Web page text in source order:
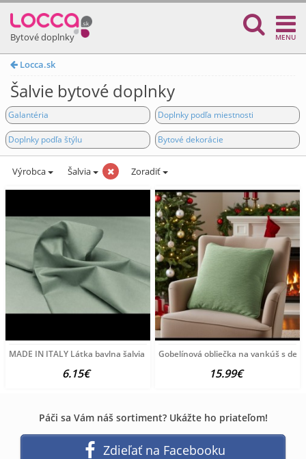
Bytové doplnky MENU
Locca.sk
Šalvie bytové doplnky
Galantéria Doplnky podľa miestnosti
Doplnky podľa štýlu Bytové dekorácie
Výrobca Šalvia Zoradiť
MADE IN ITALY Látka bavlna šalvia Made in Italy Šírka
6.15€
Gobelínová obliečka na vankúš s
15.99€
Páči sa Vám náš sortiment? Ukážte ho priateľom!
Zdieľať na Facebooku